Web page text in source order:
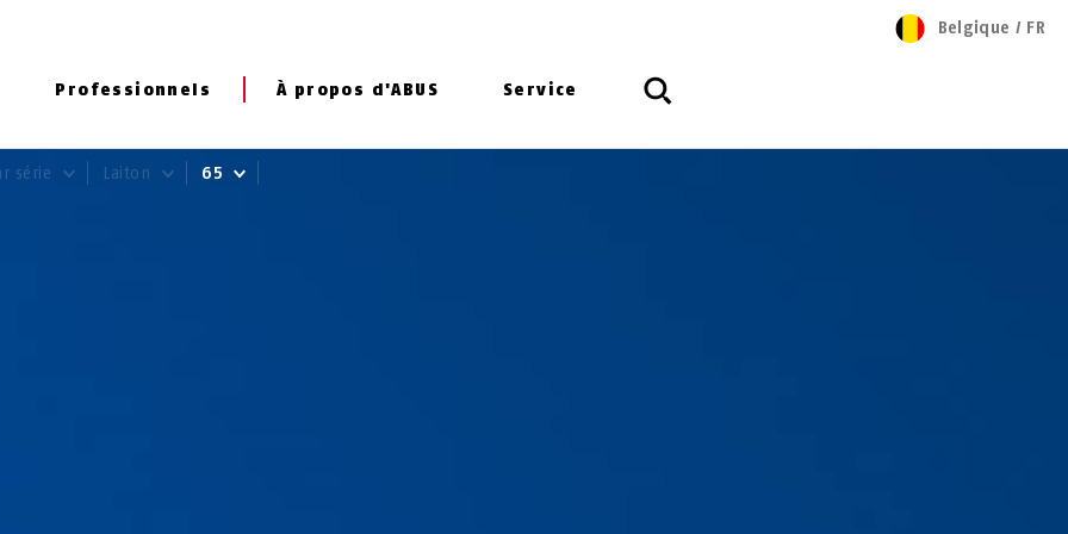
Professionnels À propos d'ABUS Service
Belgique / FR
série Laiton 65